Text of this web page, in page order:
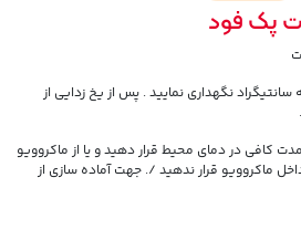
پک فود
-18 درجه سانتیگراد نگهداری نمایید . پس از یخ زدایی از
کافی در دمای محیط قرار دهید و یا از ماکروویو
ماکروویو قرار ندهید /. جهت آماده سازی از